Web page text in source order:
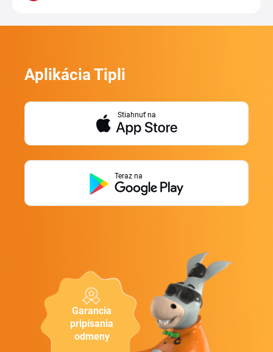
Garancia
pripísania
odmeny
Aplikácia Tipli
Stiahnuť na
Teraz na